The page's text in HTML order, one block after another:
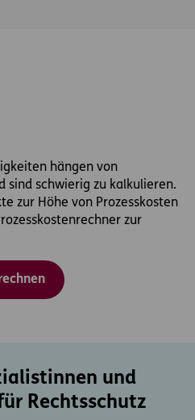
hängen von
sind schwierig zu kalkulieren.
zur Höhe von Prozesskosten
zur
und
Rechtsschutz